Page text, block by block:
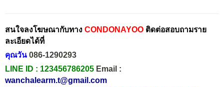
สนใจลงโฆษณากับทาง CONDONAYOO ติดต่อสอบถามราย
ละเอียดได้ที่
คุณวัน 086-1290293
LINE ID : 123456786205 Email :
wanchalearm.t@gmail.com